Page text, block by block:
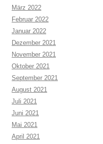
März 2022
Februar 2022
Januar 2022
Dezember 2021
November 2021
Oktober 2021
September 2021
August 2021
Juli 2021
Juni 2021
Mai 2021
April 2021